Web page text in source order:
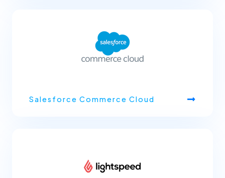
Salesforce Commerce Cloud